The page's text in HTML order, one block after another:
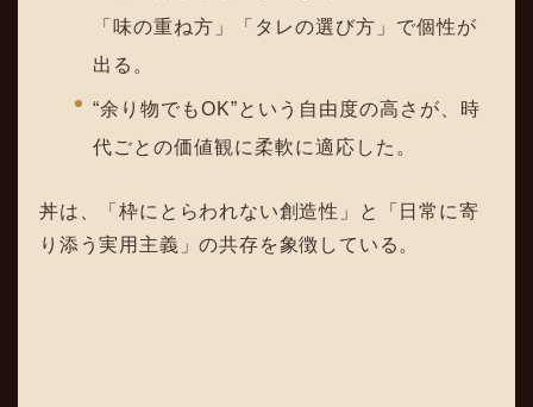
「味の重ね方」「タレの選び方」で個性が
出る。
“余り物でもOK”という自由度の高さが、時
代ごとの価値観に柔軟に適応した。
丼は、「枠にとらわれない創造性」と「日常に寄
り添う実用主義」の共存を象徴している。